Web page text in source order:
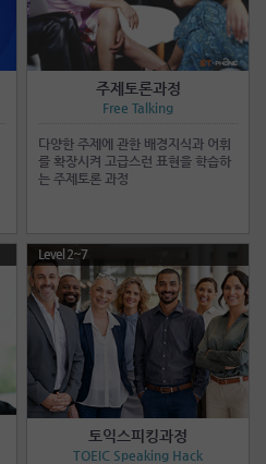
주제토론과정
Free Talking
다양한 주제에 관한 배경지식과 어휘
를 확장시켜 고급스런 표현을 학습하
는 주제토론 과정
Level 2~7
토익스피킹과정
TOEIC Speaking Hack